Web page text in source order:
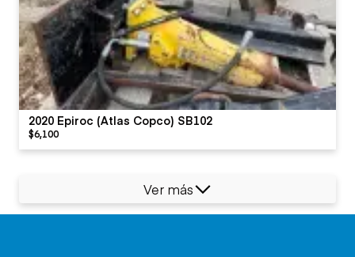
2020 Epiroc (Atlas Copco) SB102
$6,100
Ver más